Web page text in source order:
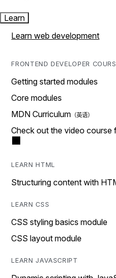
Learn
Learn web development
FRONTEND DEVELOPER
Getting started modules
Core modules
MDN Curriculum
Check out the video course
LEARN HTML
Structuring content with
LEARN CSS
CSS styling basics module
CSS layout module
LEARN JAVASCRIPT